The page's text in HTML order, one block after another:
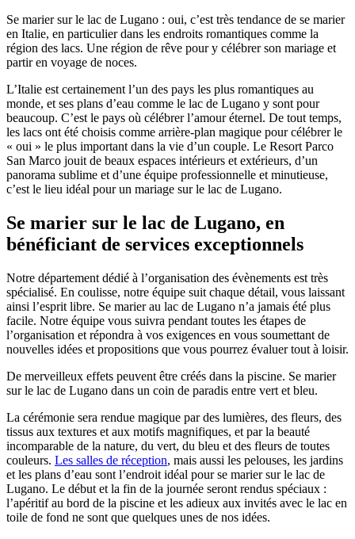
Se marier sur le lac de Lugano : oui, c’est très tendance de se marier
en Italie, en particulier dans les endroits romantiques comme la
région des lacs. Une région de rêve pour y célébrer son mariage et
partir en voyage de noces.
L’Italie est certainement l’un des pays les plus romantiques au
monde, et ses plans d’eau comme le lac de Lugano y sont pour
beaucoup. C’est le pays où célébrer l’amour éternel. De tout temps,
les lacs ont été choisis comme arrière-plan magique pour célébrer le
« oui » le plus important dans la vie d’un couple. Le Resort Parco
San Marco jouit de beaux espaces intérieurs et extérieurs, d’un
panorama sublime et d’une équipe professionnelle et minutieuse,
c’est le lieu idéal pour un mariage sur le lac de Lugano.
Se marier sur le lac de Lugano, en
bénéficiant de services exceptionnels
Notre département dédié à l’organisation des évènements est très
spécialisé. En coulisse, notre équipe suit chaque détail, vous laissant
ainsi l’esprit libre. Se marier au lac de Lugano n’a jamais été plus
facile. Notre équipe vous suivra pendant toutes les étapes de
l’organisation et répondra à vos exigences en vous soumettant de
nouvelles idées et propositions que vous pourrez évaluer tout à loisir.
De merveilleux effets peuvent être créés dans la piscine. Se marier
sur le lac de Lugano dans un coin de paradis entre vert et bleu.
La cérémonie sera rendue magique par des lumières, des fleurs, des
tissus aux textures et aux motifs magnifiques, et par la beauté
incomparable de la nature, du vert, du bleu et des fleurs de toutes
couleurs. Les salles de réception, mais aussi les pelouses, les jardins
et les plans d’eau sont l’endroit idéal pour se marier sur le lac de
Lugano. Le début et la fin de la journée seront rendus spéciaux :
l’apéritif au bord de la piscine et les adieux aux invités avec le lac en
toile de fond ne sont que quelques unes de nos idées.